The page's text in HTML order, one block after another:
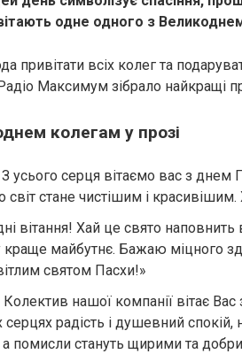
одне одного з
привітати всіх колег та
Максимум зібрало найкращі
колегам у прозі
усього серця вітаємо вас з
світ стане чистішим і
вітання! Хай це свято
майбутнє. Бажаю міцного
святом Пасхи!»
нашої компанії вітає
радість і душевний спокій,
а помисли стануть щирими та